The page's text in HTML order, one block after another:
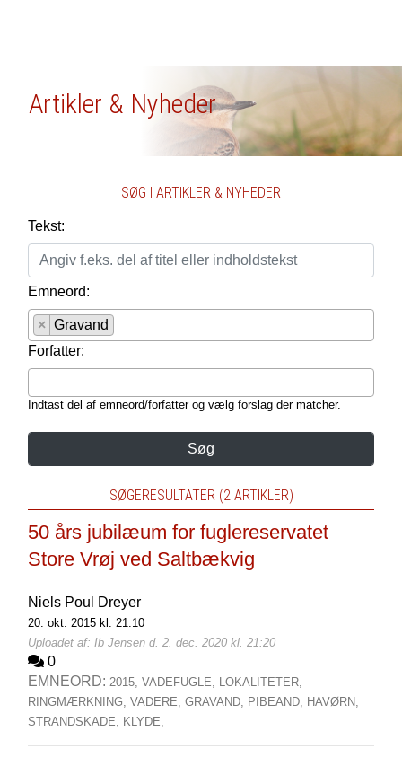
Artikler & Nyheder
SØG I ARTIKLER & NYHEDER
Tekst:
Emneord:
× Gravand
Forfatter:
Indtast del af emneord/forfatter og vælg forslag der matcher.
Søg
SØGERESULTATER (2 ARTIKLER)
50 års jubilæum for fuglereservatet
Store Vrøj ved Saltbækvig
Niels Poul Dreyer
20. okt. 2015 kl. 21:10
Uploadet af: Ib Jensen d. 2. dec. 2020 kl. 21:20
0
EMNEORD: 2015, VADEFUGLE, LOKALITETER,
RINGMÆRKNING, VADERE, GRAVAND, PIBEAND, HAVØRN,
STRANDSKADE, KLYDE,